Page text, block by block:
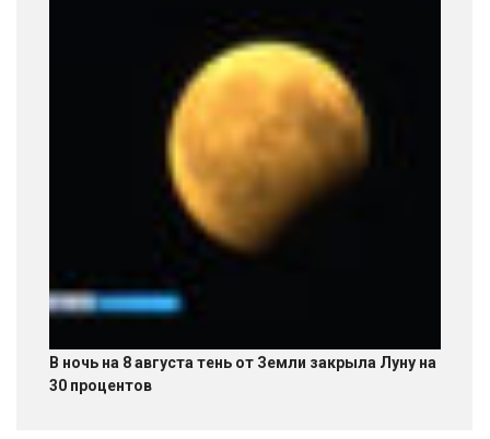
В ночь на 8 августа тень от Земли закрыла Луну на
30 процентов